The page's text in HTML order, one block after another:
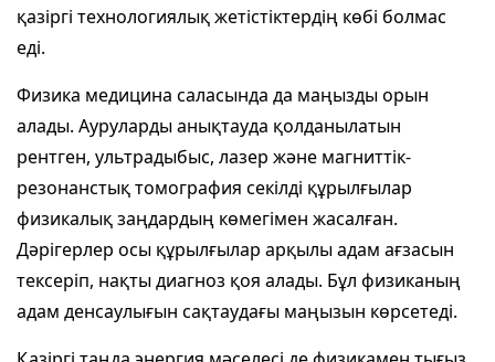
қазіргі технологиялық жетістіктердің көбі болмас
еді.
Физика медицина саласында да маңызды орын
алады. Ауруларды анықтауда қолданылатын
рентген, ультрадыбыс, лазер және магниттік-
резонанстық томография секілді құрылғылар
физикалық заңдардың көмегімен жасалған.
Дәрігерлер осы құрылғылар арқылы адам ағзасын
тексеріп, нақты диагноз қоя алады. Бұл физиканың
адам денсаулығын сақтаудағы маңызын көрсетеді.